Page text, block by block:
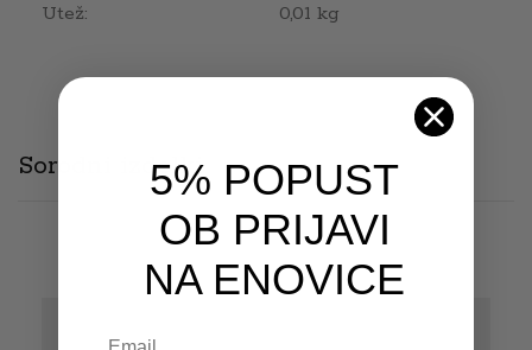
Utež:
0,01 kg
Sorodni izdelki5% POPUST
OB PRIJAVI
NA ENOVICE